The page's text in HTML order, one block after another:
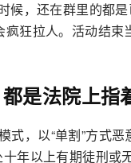
候，还在群里的都
狂拉人。活动结束
是法院上指
，以“单割”方式
年以上有期徒刑或